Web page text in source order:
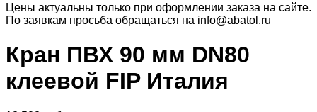
Цены актуальны только при оформлении заказа на сайте.
По заявкам просьба обращаться на info@abatol.ru
Кран ПВХ 90 мм DN80
клеевой FIP Италия